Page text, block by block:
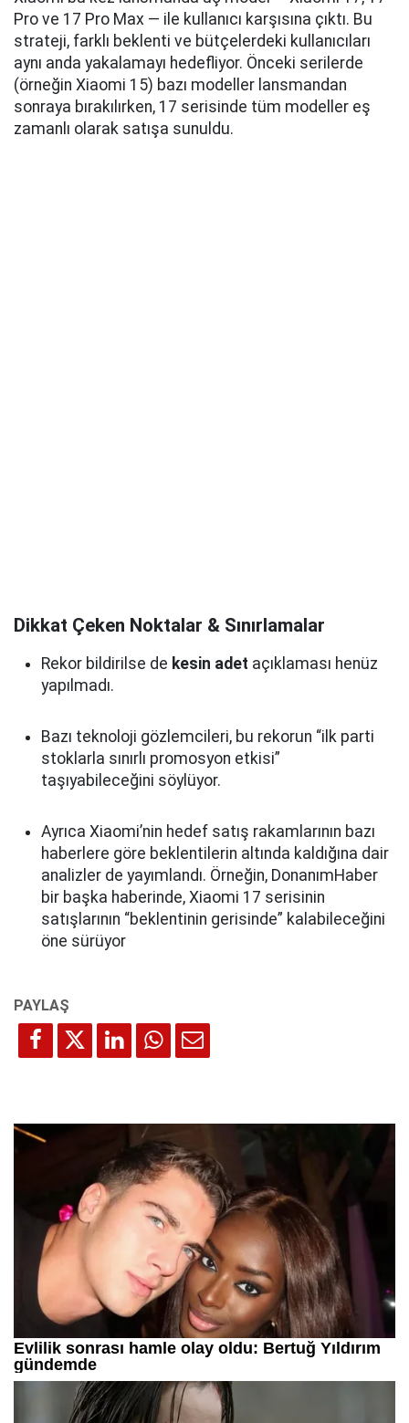
Pro ve 17 Pro Max — ile kullanıcı karşısına çıktı. Bu
strateji, farklı beklenti ve bütçelerdeki kullanıcıları
aynı anda yakalamayı hedefliyor. Önceki serilerde
(örneğin Xiaomi 15) bazı modeller lansmandan
sonraya bırakılırken, 17 serisinde tüm modeller eş
zamanlı olarak satışa sunuldu.
Dikkat Çeken Noktalar & Sınırlamalar
Rekor bildirilse de kesin adet açıklaması henüz
yapılmadı.
Bazı teknoloji gözlemcileri, bu rekorun “ilk parti
stoklarla sınırlı promosyon etkisi”
taşıyabileceğini söylüyor.
Ayrıca Xiaomi’nin hedef satış rakamlarının bazı
haberlere göre beklentilerin altında kaldığına dair
analizler de yayımlandı. Örneğin, DonanımHaber
bir başka haberinde, Xiaomi 17 serisinin
satışlarının “beklentinin gerisinde” kalabileceğini
öne sürüyor